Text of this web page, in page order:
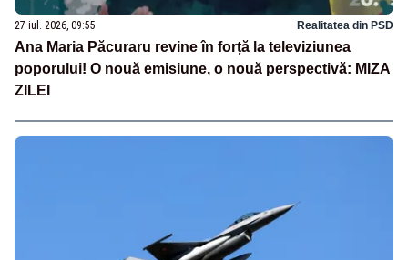
27 iul. 2026, 09:55 Realitatea din PSD
Ana Maria Păcuraru revine în forță la televiziunea
poporului! O nouă emisiune, o nouă perspectivă: MIZA
ZILEI